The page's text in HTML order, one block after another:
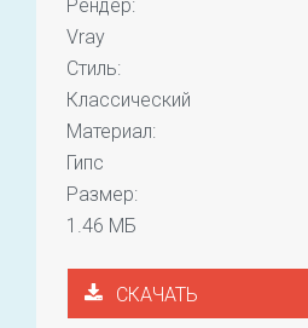
Рендер:
Vray
Стиль:
Классический
Материал:
Гипс
Размер:
1.46 МБ
СКАЧАТЬ